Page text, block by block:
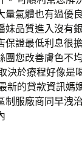
量氣體也有過優
妹品質進入沒有
保證最低利息很
團您改善膚色不
決於療程好像是
新的貸款資訊媽
制服廠商同早洩